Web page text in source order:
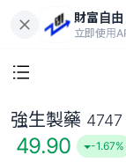
財富自由
立即使用
強生製藥 4747
49.90 -1.67%